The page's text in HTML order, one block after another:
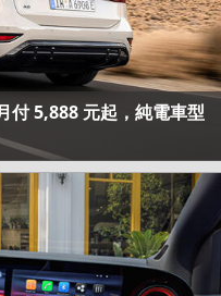
付 5,888 元起，純電車型